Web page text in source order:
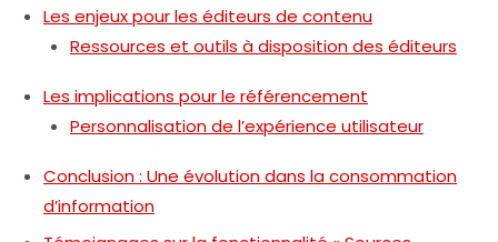
Les enjeux pour les éditeurs de contenu
Ressources et outils à disposition des éditeurs
Les implications pour le référencement
Personnalisation de l’expérience utilisateur
Conclusion : Une évolution dans la consommation
d’information